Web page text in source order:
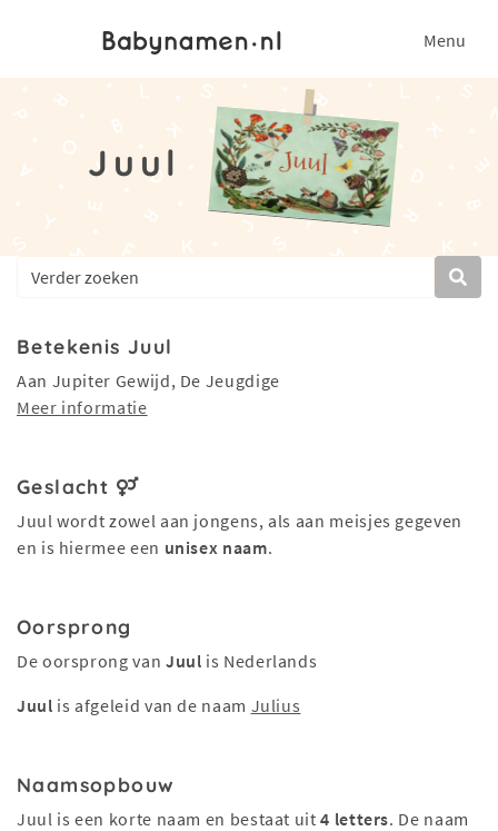
Menu
Juul
Betekenis Juul
Aan Jupiter Gewijd, De Jeugdige
Meer informatie
Geslacht
Juul wordt zowel aan jongens, als aan meisjes gegeven
en is hiermee een unisex naam.
Oorsprong
De oorsprong van Juul is Nederlands
Juul is afgeleid van de naam Julius
Naamsopbouw
Juul is een korte naam en bestaat uit4 letters. De naam